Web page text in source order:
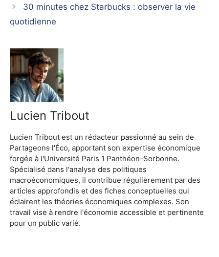
30 minutes chez Starbucks : observer la vie
quotidienne
Lucien Tribout
Lucien Tribout est un rédacteur passionné au sein de
Partageons l'Éco, apportant son expertise économique
forgée à l'Université Paris 1 Panthéon-Sorbonne.
Spécialisé dans l'analyse des politiques
macroéconomiques, il contribue régulièrement par des
articles approfondis et des fiches conceptuelles qui
éclairent les théories économiques complexes. Son
travail vise à rendre l'économie accessible et pertinente
pour un public varié.